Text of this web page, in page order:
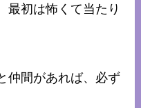
最初は怖くて当たり
仲間があれば、必ず